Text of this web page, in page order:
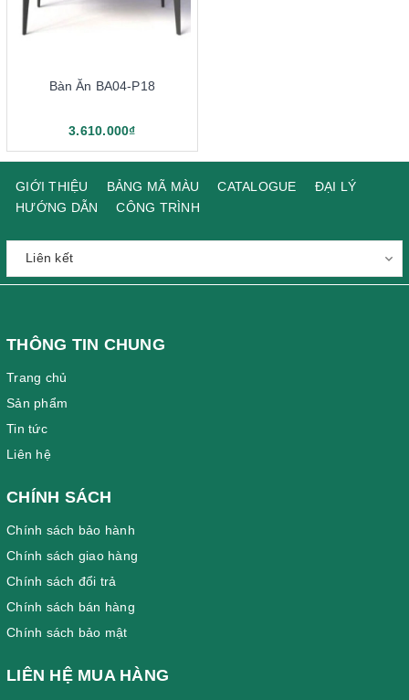
Bàn Ăn BA04-P18
3.610.000₫
GIỚI THIỆU BẢNG MÃ MÀU CATALOGUE
ĐẠI LÝ
HƯỚNG DẪN
CÔNG TRÌNH
THÔNG TIN CHUNG
Trang chủ
Sản phẩm
Tin tức
Liên hệ
CHÍNH SÁCH
Chính sách bảo hành
Chính sách giao hàng
Chính sách đổi trả
Chính sách bán hàng
Chính sách bảo mật
LIÊN HỆ MUA HÀNG